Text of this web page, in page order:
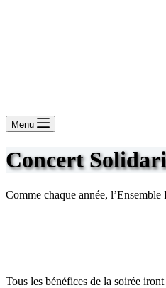
Menu
Concert
Comme chaque année,
Tous les bénéfices de la soirée